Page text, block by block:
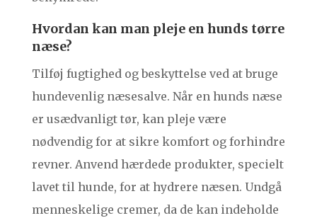
Hvordan kan man pleje en hunds tørre
næse?
Tilføj fugtighed og beskyttelse ved at bruge
hundevenlig næsesalve. Når en hunds næse
er usædvanligt tør, kan pleje være
nødvendig for at sikre komfort og forhindre
revner. Anvend hærdede produkter, specielt
lavet til hunde, for at hydrere næsen. Undgå
menneskelige cremer, da de kan indeholde